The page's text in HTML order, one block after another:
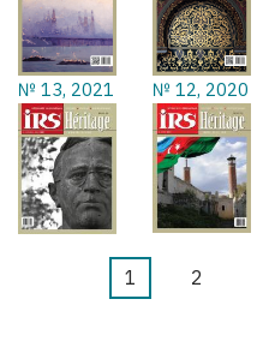
№ 13, 2021 № 12, 2020
Pagination
Page
1 Page
2